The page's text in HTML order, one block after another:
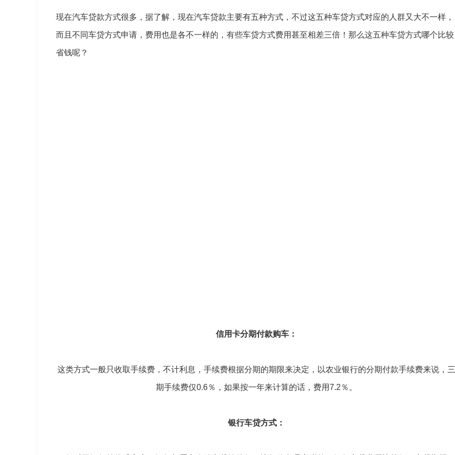
现在汽车贷款方式很多，据了解，现在汽车贷款主要有五种方式，不过这五种车贷方式对应的人群又大不一样，
而且不同车贷方式申请，费用也是各不一样的，有些车贷方式费用甚至相差三倍！那么这五种车贷方式哪个比较
省钱呢？
信用卡分期付款购车：
这类方式一般只收取手续费，不计利息，手续费根据分期的期限来决定，以农业银行的分期付款手续费来说，三
期手续费仅0.6％，如果按一年来计算的话，费用7.2％。
银行车贷方式：